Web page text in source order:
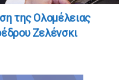
της Ολομέλειας
Ζελένσκι